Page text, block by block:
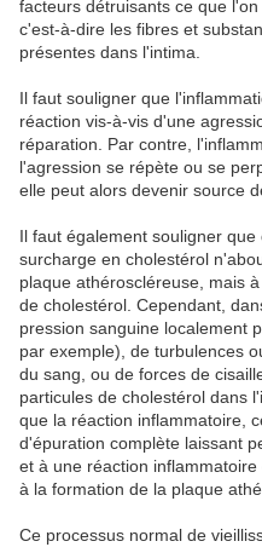
facteurs détruisants ce que
c'est-à-dire les fibres et
présentes dans l'intima.
Il faut souligner que
réaction vis-à-vis d'une
réparation. Par contre,
l'agression se répète ou se
elle peut alors devenir source
Il faut également souligner
surcharge en cholestérol
plaque athéroscléreuse, mais
de cholestérol. Cependant,
pression sanguine localement
par exemple), de turbulences
du sang, ou de forces de
particules de cholestérol dans
que la réaction inflammatoire,
d'épuration complète laissant
et à une réaction
à la formation de la plaque
Ce processus normal de